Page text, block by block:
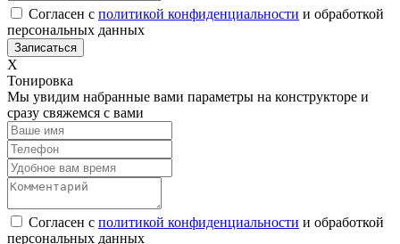
Согласен с политикой конфиденциальности и обработкой
персональных данных
Х
Тонировка
Мы увидим набранные вами параметры на конструкторе и
сразу свяжемся с вами
Согласен с политикой конфиденциальности и обработкой
персональных данных